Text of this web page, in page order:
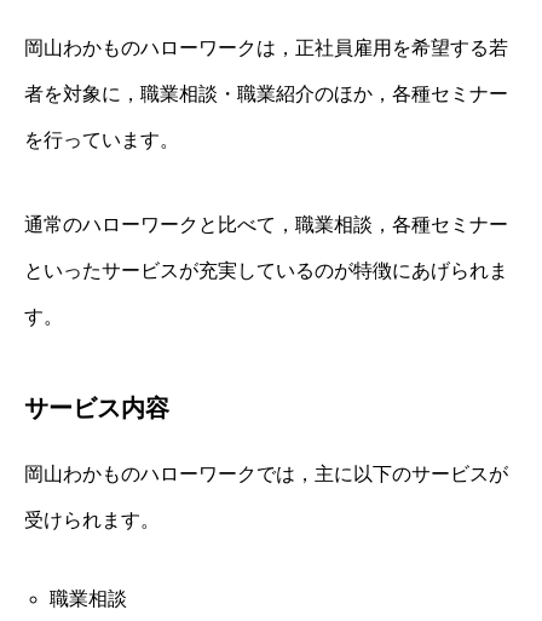
岡山わかものハローワークは，正社員雇用を希望する若
者を対象に，職業相談・職業紹介のほか，各種セミナー
を行っています。
通常のハローワークと比べて，職業相談，各種セミナー
といったサービスが充実しているのが特徴にあげられま
す。
サービス内容
岡山わかものハローワークでは，主に以下のサービスが
受けられます。
職業相談